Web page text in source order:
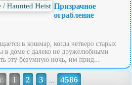
Призрачное
ограбление
в кошмар, когда четверо старых
в доме с далеко не дружелюбными
эту безумную ночь, им прид...
1 2 3 ... 4586